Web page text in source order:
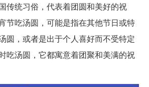
传统习俗，代表着团圆和美好的祝
节吃汤圆，可能是指在其他节日或特
圆，或者是出于个人喜好而不受特定
吃汤圆，它都寓意着团聚和美满的祝